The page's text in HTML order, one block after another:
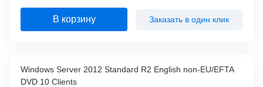
В корзину Заказать в один клик
Windows Server 2012 Standard R2 English non-EU/EFTA
DVD 10 Clients